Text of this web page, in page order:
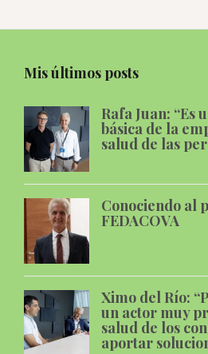
Mis últimos posts
Rafa Juan: “Es
básica de la
salud de las
Conociendo al
FEDACOVA
Ximo del Río:
un actor muy
salud de los
aportar